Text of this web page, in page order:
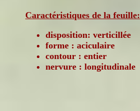
Caractéristiques de la feuille:
disposition: verticillée
forme : aciculaire
contour : entier
nervure : longitudinale